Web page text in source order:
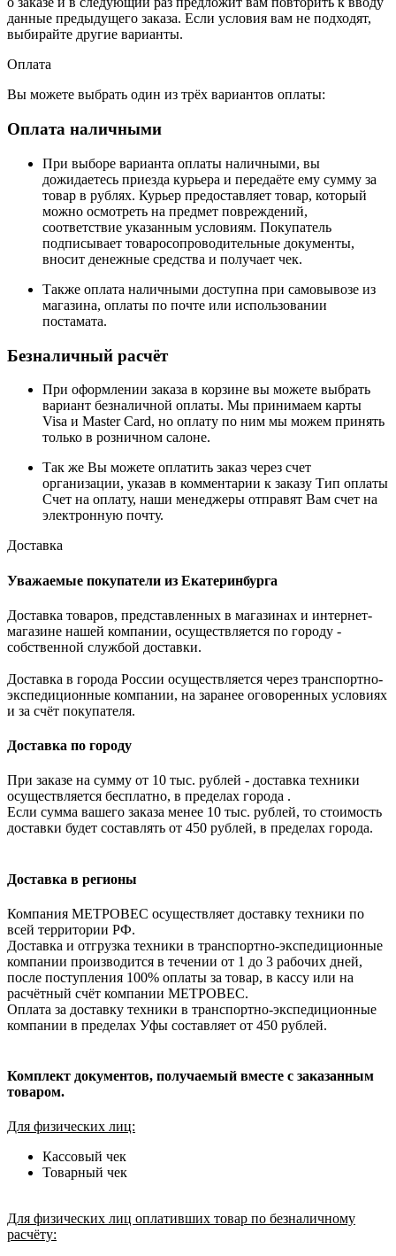
данные предыдущего заказа. Если условия вам не подходят,
выбирайте другие варианты.
Оплата
Вы можете выбрать один из трёх вариантов оплаты:
Оплата наличными
При выборе варианта оплаты наличными, вы
дожидаетесь приезда курьера и передаёте ему сумму за
товар в рублях. Курьер предоставляет товар, который
можно осмотреть на предмет повреждений,
соответствие указанным условиям. Покупатель
подписывает товаросопроводительные документы,
вносит денежные средства и получает чек.
Также оплата наличными доступна при самовывозе из
магазина, оплаты по почте или использовании
постамата.
Безналичный расчёт
При оформлении заказа в корзине вы можете выбрать
вариант безналичной оплаты. Мы принимаем карты
Visa и Master Card, но оплату по ним мы можем принять
только в розничном салоне.
Так же Вы можете оплатить заказ через счет
организации, указав в комментарии к заказу Тип оплаты
Счет на оплату, наши менеджеры отправят Вам счет на
электронную почту.
Доставка
Уважаемые покупатели из Екатеринбурга
Доставка товаров, представленных в магазинах и интернет-
магазине нашей компании, осуществляется по городу -
собственной службой доставки.
Доставка в города России осуществляется через транспортно-
экспедиционные компании, на заранее оговоренных условиях
и за счёт покупателя.
Доставка по городу
При заказе на сумму от 10 тыс. рублей - доставка техники
осуществляется бесплатно, в пределах города .
Если сумма вашего заказа менее 10 тыс. рублей, то стоимость
доставки будет составлять от 450 рублей, в пределах города.
Доставка в регионы
Компания МЕТРОВЕС осуществляет доставку техники по
всей территории РФ.
Доставка и отгрузка техники в транспортно-экспедиционные
компании производится в течении от 1 до 3 рабочих дней,
после поступления 100% оплаты за товар, в кассу или на
расчётный счёт компании МЕТРОВЕС.
Оплата за доставку техники в транспортно-экспедиционные
компании в пределах Уфы составляет от 450 рублей.
Комплект документов, получаемый вместе с заказанным
товаром.
Для физических лиц:
Кассовый чек
Товарный чек
Для физических лиц оплативших товар по безналичному
расчёту: